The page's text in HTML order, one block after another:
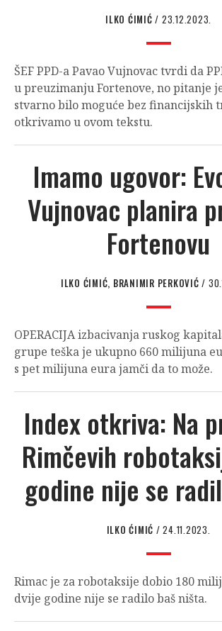
ILKO ĆIMIĆ / 23.12.2023.
ŠEF PPD-a Pavao Vujnovac tvrdi da
u preuzimanju Fortenove, no pitanje
stvarno bilo moguće bez financijskih
otkrivamo u ovom tekstu.
Imamo ugovor:
Vujnovac planira
Fortenovu
ILKO ĆIMIĆ, BRANIMIR PERKOVIĆ /
OPERACIJA izbacivanja ruskog
grupe teška je ukupno 660 milijuna
s pet milijuna eura jamči da to može.
Index otkriva: Na
Rimčevih
godine nije se
ILKO ĆIMIĆ / 24.11.2023.
Rimac je za robotaksije dobio 180
dvije godine nije se radilo baš ništa.